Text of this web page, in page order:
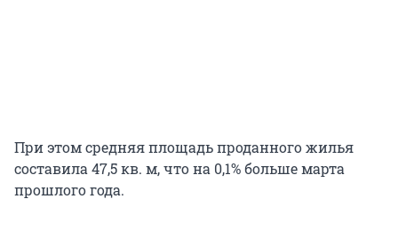
При этом средняя площадь проданного жилья
составила 47,5 кв. м, что на 0,1% больше марта
прошлого года.